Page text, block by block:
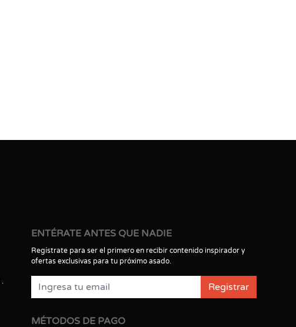
ENTÉRATE ANTES QUE NADIE
Regístrate para ser el primero en recibir contenido inspirador y
ofertas exclusivas para tu próximo asado.
Registrar
MÉTODOS DE PAGO